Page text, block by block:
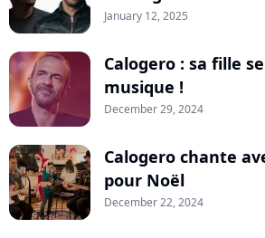
January 12, 2025
Calogero : sa fille
musique !
December 29, 2024
Calogero chante
pour Noël
December 22, 2024